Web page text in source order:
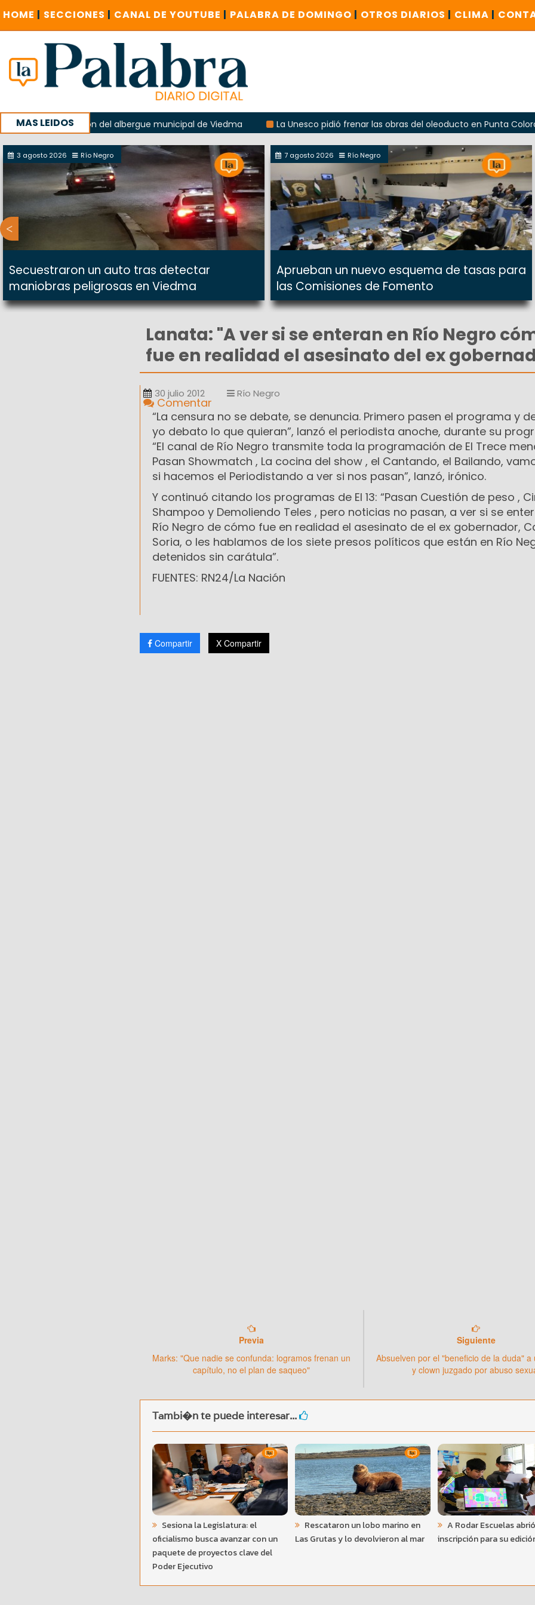
HOME | SECCIONES | CANAL DE YOUTUBE | PALABRA DE DOMINGO | OTROS DIARIOS | CLIMA |
MAS LEIDOS
en la explosión del albergue municipal de Viedma
La Unesco pidió frenar las obras del oleoducto en Punta Colorada
con un encuentro provincial en Roca
3 agosto 2026 Río Negro
Secuestraron un auto tras detectar
maniobras peligrosas en Viedma
7 agosto 2026 Río Negro
Aprueban un nuevo esquema de tasas para
las Comisiones de Fomento
Lanata: "A ver si se enteran en Río Negro
fue en realidad el asesinato del ex
30 julio 2012 Río Negro
Comentar
“La censura no se debate, se denuncia. Primero pasen el programa y
yo debato lo que quieran”, lanzó el periodista anoche, durante su
“El canal de Río Negro transmite toda la programación de El Trece
Pasan Showmatch , La cocina del show , el Cantando, el Bailando,
si hacemos el Periodistando a ver si nos pasan”, lanzó, irónico.
Y continuó citando los programas de El 13: “Pasan Cuestión de peso ,
Shampoo y Demoliendo Teles , pero noticias no pasan, a ver si se
Río Negro de cómo fue en realidad el asesinato de el ex gobernador,
Soria, o les hablamos de los siete presos políticos que están en Río
detenidos sin carátula”.
FUENTES: RN24/La Nación
Compartir X Compartir
Previa
Marks: "Que nadie se confunda: logramos frenan un
capítulo, no el plan de saqueo"
Siguiente
Absuelven por el "beneficio de la duda" a
y clown juzgado por abuso
Tambi�n te puede interesar...
Sesiona la Legislatura: el
oficialismo busca avanzar con un
paquete de proyectos clave del
Poder Ejecutivo
Rescataron un lobo marino en
Las Grutas y lo devolvieron al mar
A Rodar Escuelas
inscripción para su